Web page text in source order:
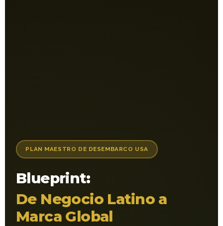
PLAN MAESTRO DE DESEMBARCO USA
Blueprint:
De Negocio Latino a
Marca Global